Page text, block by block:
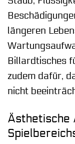
längeren
Billardtisches
zudem dafür,
nicht
Ästhetische